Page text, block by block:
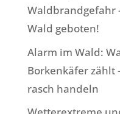
Waldbrandgefahr
Wald geboten!
Alarm im Wald:
Borkenkäfer zählt
rasch handeln